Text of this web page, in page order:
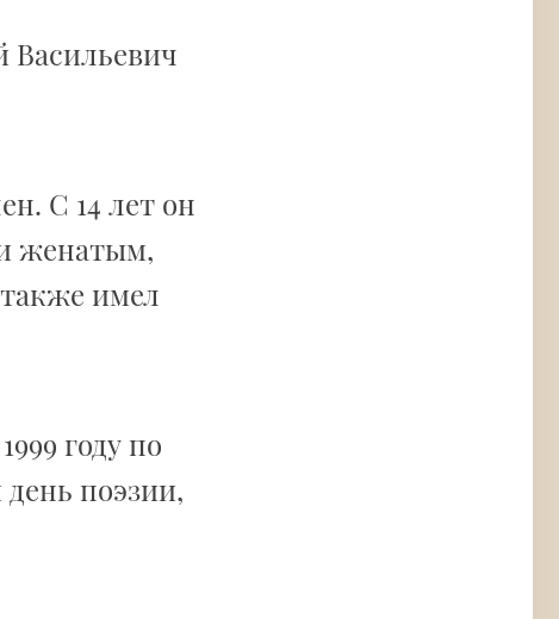
Васильевич
С 14 лет он
женатым,
имел
году по
поэзии,